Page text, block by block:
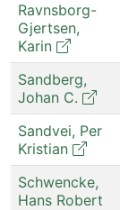
Ravnsborg-
Gjertsen,
Karin
Sandberg,
Johan C.
Sandvei, Per
Kristian
Schwencke,
Hans Robert